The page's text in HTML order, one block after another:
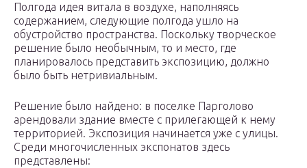
Полгода идея витала в воздухе, наполняясь
содержанием, следующие полгода ушло на
обустройство пространства. Поскольку творческое
решение было необычным, то и место, где
планировалось представить экспозицию, должно
было быть нетривиальным.
Решение было найдено: в поселке Парголово
арендовали здание вместе с прилегающей к нему
территорией. Экспозиция начинается уже с улицы.
Среди многочисленных экспонатов здесь
представлены: